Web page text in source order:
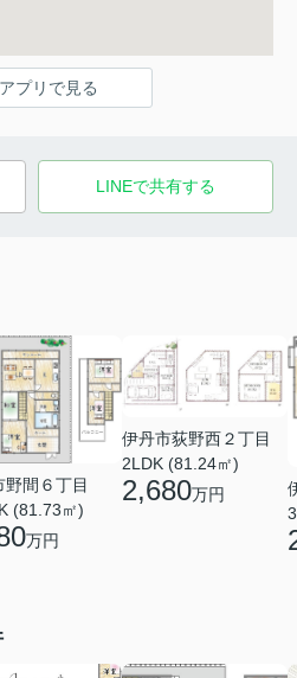
プリで見る
LINEで共有する
野間６丁目
(81.73㎡)
万円
伊丹市荻野西２丁目
2LDK (81.24㎡)
2,680万円